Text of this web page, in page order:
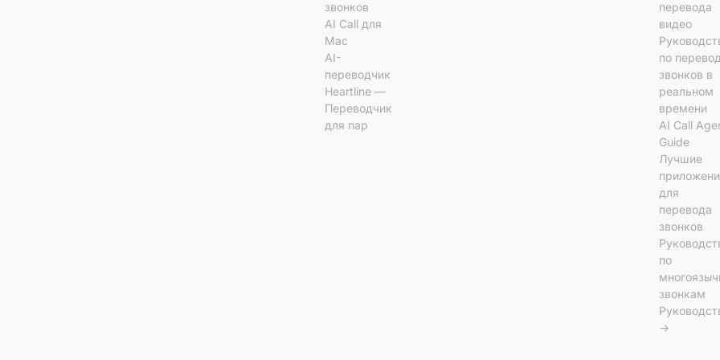
звонков
AI Call для
Mac
AI-
переводчик
Heartline —
Переводчик
для пар
перевода
видео
по
звонков в
реальном
времени
AI Call
Guide
Лучшие
для
перевода
звонков
по
звонкам
→